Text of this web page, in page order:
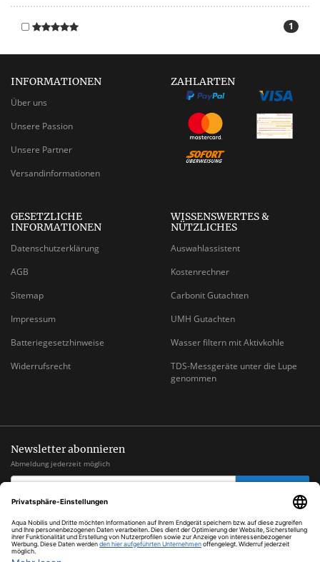
1
INFORMATIONEN
Über uns
Unsere Passion
Unsere Partner
Versandinformationen
ZAHLARTEN
GESETZLICHE
INFORMATIONEN
Datenschutzerklärung
AGB
Sitemap
Impressum
Batteriegesetzhinweise
Widerrufsrecht
WISSENSWERTES &
NÜTZLICHES
Auswahlassistent
Kostenrechner
Carbonit Gutachten
UMH Gutachten
Wasser filtern mit Aktivkohle
TDS-Messgeräte unter die Lupe
genommen
Newsletter abonnieren
Abmeldung jederzeit möglich
EMAIL-